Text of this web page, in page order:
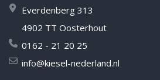
Everdenberg 313
4902 TT Oosterhout
0162 - 21 20 25
info@kiesel-nederland.nl